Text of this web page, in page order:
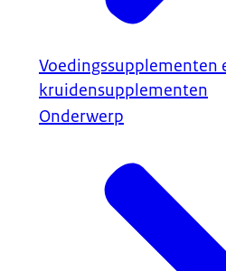
Voedingssupplementen
kruidensupplementen
Onderwerp